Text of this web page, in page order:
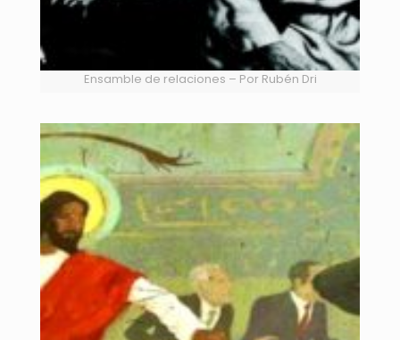
Ensamble de relaciones – Por Rubén Dri